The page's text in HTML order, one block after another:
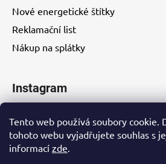
Tento web používá soubory cookie.
tohoto webu vyjadřujete souhlas s
informací zde.
Nové energetické štítky
Reklamační list
Nákup na splátky
Instagram